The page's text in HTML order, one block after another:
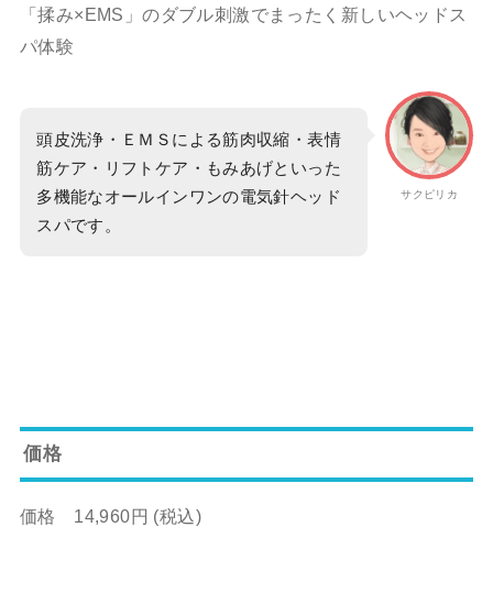
「揉み×EMS」のダブル刺激でまったく新しいヘッドス
パ体験
サクピリカ
頭皮洗浄・ＥＭＳによる筋肉収縮・表情
筋ケア・リフトケア・もみあげといった
多機能なオールインワンの電気針ヘッド
スパです。
価格
価格 14,960円 (税込)